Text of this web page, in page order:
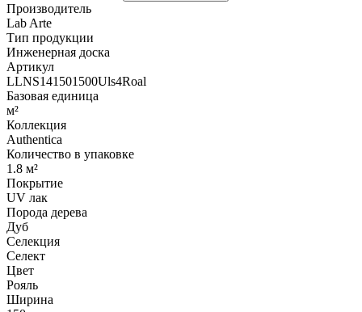
Производитель
Lab Arte
Тип продукции
Инженерная доска
Артикул
LLNS141501500Uls4Roal
Базовая единица
м²
Коллекция
Authentica
Количество в упаковке
1.8 м²
Покрытие
UV лак
Порода дерева
Дуб
Селекция
Селект
Цвет
Рояль
Ширина